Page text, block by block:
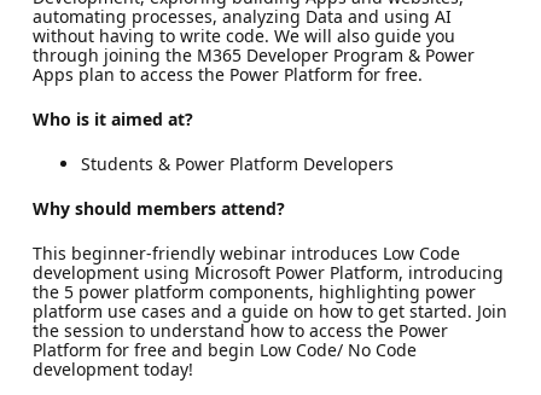
automating processes, analyzing Data and using AI
without having to write code. We will also guide you
through joining the M365 Developer Program & Power
Apps plan to access the Power Platform for free.
Who is it aimed at?
Students & Power Platform Developers
Why should members attend?
This beginner-friendly webinar introduces Low Code
development using Microsoft Power Platform, introducing
the 5 power platform components, highlighting power
platform use cases and a guide on how to get started. Join
the session to understand how to access the Power
Platform for free and begin Low Code/ No Code
development today!